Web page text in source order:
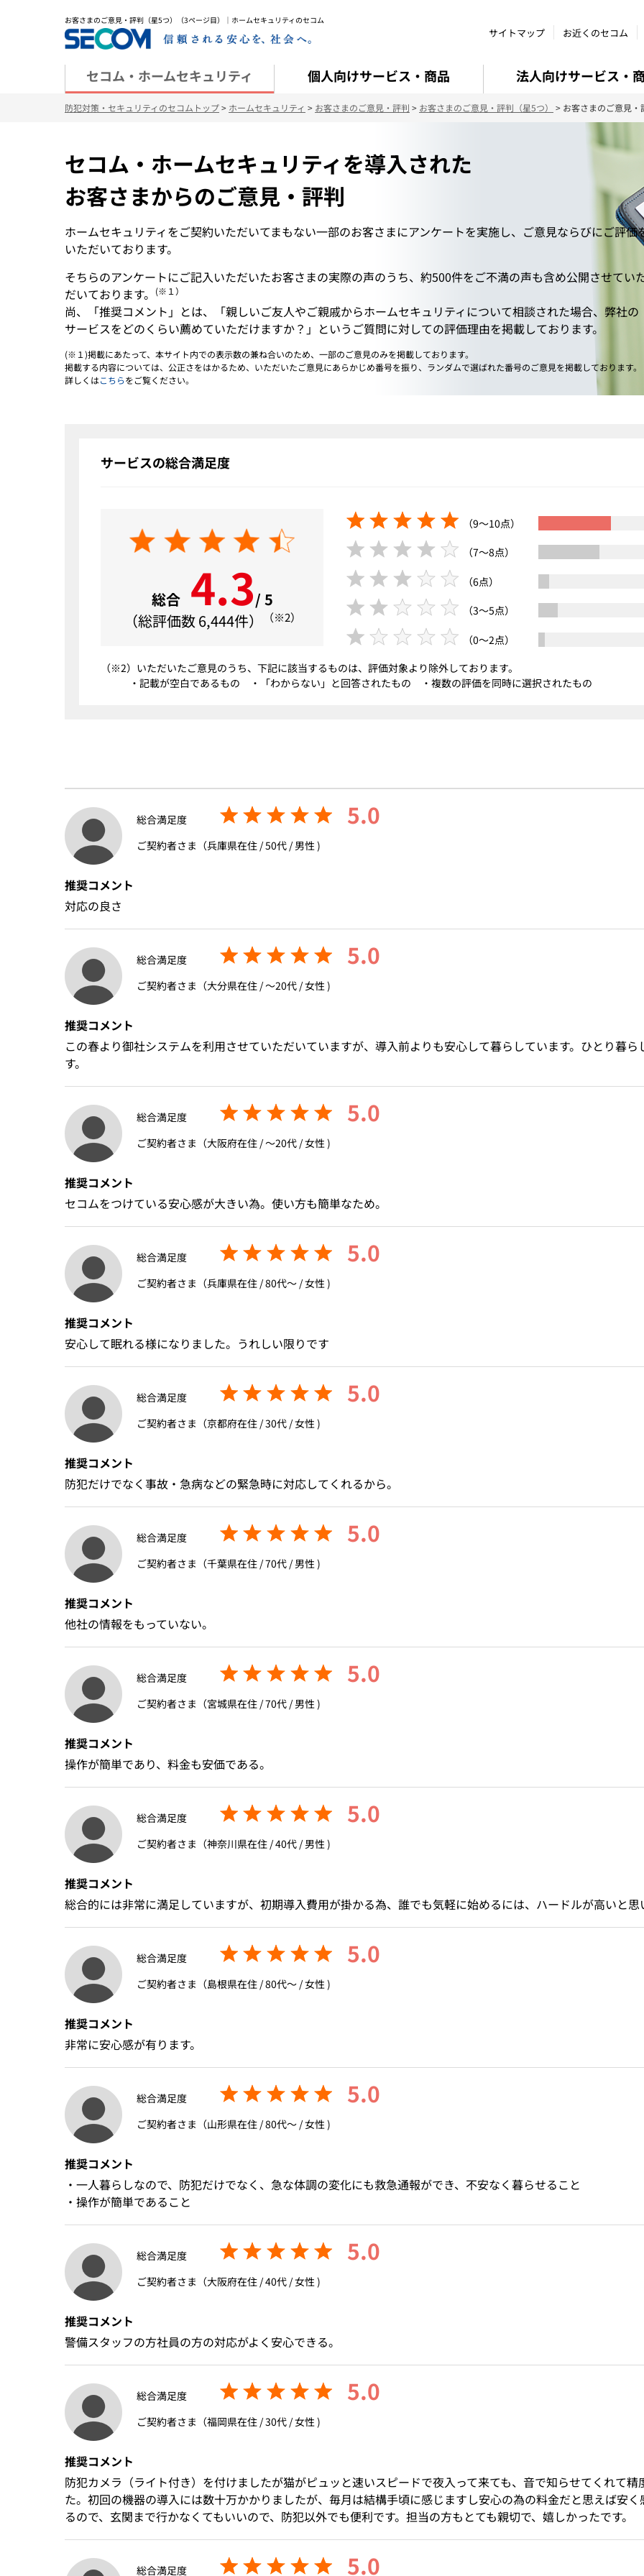
サイトマップ お近くのセコム
セコム・ホームセキュリティ 個人向けサービス・商品 法人向けサービス・
お客さまのご意見・評判（星5つ）（3ページ目）｜ホームセキュリティのセコム
防犯対策・セキュリティのセコムトップ> ホームセキュリティ > お客さまのご意見・評判 > お客さまのご意見・評判（星5つ） > お客さまのご意見
セコム・ホームセキュリティを導入された
お客さまからのご意見・評判
ホームセキュリティをご契約いただいてまもない一部のお客さまにアンケートを実施し、ご意見ならびにご評価
いただいております。
そちらのアンケートにご記入いただいたお客さまの実際の声のうち、約500件をご不満の声も含め公開させてい
だいております。
(※１）
尚、「推奨コメント」とは、「親しいご友人やご親戚からホームセキュリティについて相談された場合、弊社の
サービスをどのくらい薦めていただけますか？」というご質問に対しての評価理由を掲載しております。
(※１)掲載にあたって、本サイト内での表示数の兼ね合いのため、一部のご意見のみを掲載しております。
掲載する内容については、公正さをはかるため、いただいたご意見にあらかじめ番号を振り、ランダムで選ばれた番号のご意見を掲載しております。
詳しくはこちらをご覧ください。
サービスの総合満足度
総合4.3/ 5
（総評価数 6,444件）
（※2）
（9〜10点）
（7〜8点）
（6点）
（3〜5点）
（0〜2点）
（※2）いただいたご意見のうち、下記に該当するものは、評価対象より除外しております。
・記載が空白であるもの ・「わからない」と回答されたもの ・複数の評価を同時に選択されたもの
総合満足度 5.0
ご契約者さま（兵庫県在住 / 50代 / 男性 )
推奨コメント
対応の良さ
総合満足度 5.0
ご契約者さま（大分県在住 / 〜20代 / 女性 )
推奨コメント
この春より御社システムを利用させていただいていますが、導入前よりも安心して暮らしています。ひとり暮
す。
総合満足度 5.0
ご契約者さま（大阪府在住 / 〜20代 / 女性 )
推奨コメント
セコムをつけている安心感が大きい為。使い方も簡単なため。
総合満足度 5.0
ご契約者さま（兵庫県在住 / 80代〜 / 女性 )
推奨コメント
安心して眠れる様になりました。うれしい限りです
総合満足度 5.0
ご契約者さま（京都府在住 / 30代 / 女性 )
推奨コメント
防犯だけでなく事故・急病などの緊急時に対応してくれるから。
総合満足度 5.0
ご契約者さま（千葉県在住 / 70代 / 男性 )
推奨コメント
他社の情報をもっていない。
総合満足度 5.0
ご契約者さま（宮城県在住 / 70代 / 男性 )
推奨コメント
操作が簡単であり、料金も安価である。
総合満足度 5.0
ご契約者さま（神奈川県在住 / 40代 / 男性 )
推奨コメント
総合的には非常に満足していますが、初期導入費用が掛かる為、誰でも気軽に始めるには、ハードルが高いと思
総合満足度 5.0
ご契約者さま（島根県在住 / 80代〜 / 女性 )
推奨コメント
非常に安心感が有ります。
総合満足度 5.0
ご契約者さま（山形県在住 / 80代〜 / 女性 )
推奨コメント
・一人暮らしなので、防犯だけでなく、急な体調の変化にも救急通報ができ、不安なく暮らせること
・操作が簡単であること
総合満足度 5.0
ご契約者さま（大阪府在住 / 40代 / 女性 )
推奨コメント
警備スタッフの方社員の方の対応がよく安心できる。
総合満足度 5.0
ご契約者さま（福岡県在住 / 30代 / 女性 )
推奨コメント
防犯カメラ（ライト付き）を付けましたが猫がピュッと速いスピードで夜入って来ても、音で知らせてくれて
た。初回の機器の導入には数十万かかりましたが、毎月は結構手頃に感じますし安心の為の料金だと思えば安
るので、玄関まで行かなくてもいいので、防犯以外でも便利です。担当の方もとても親切で、嬉しかったです。
総合満足度 5.0